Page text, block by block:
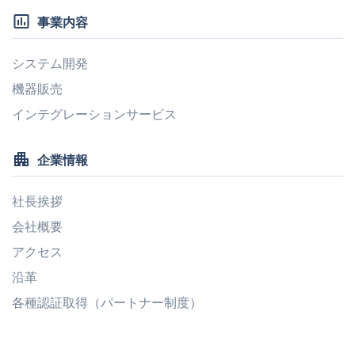
insert_chart_outlined 事業内容
システム開発
機器販売
インテグレーションサービス
apartment 企業情報
社長挨拶
会社概要
アクセス
沿革
各種認証取得（パートナー制度）